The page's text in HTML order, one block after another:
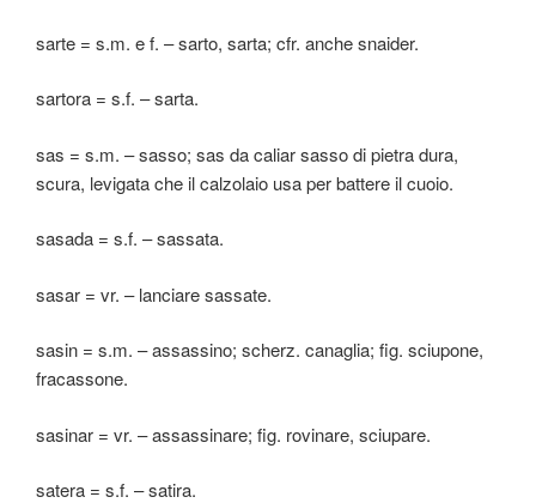
sarte = s.m. e f. – sarto, sarta; cfr. anche snaider.
sartora = s.f. – sarta.
sas = s.m. – sasso; sas da caliar sasso di pietra dura,
scura, levigata che il calzolaio usa per battere il cuoio.
sasada = s.f. – sassata.
sasar = vr. – lanciare sassate.
sasin = s.m. – assassino; scherz. canaglia; fig. sciupone,
fracassone.
sasinar = vr. – assassinare; fig. rovinare, sciupare.
satera = s.f. – satira.